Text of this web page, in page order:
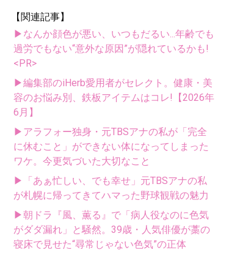
【関連記事】
▶なんか顔色が悪い、いつもだるい...年齢でも
過労でもない“意外な原因”が隠れているかも!
<PR>
▶編集部のiHerb愛用者がセレクト。健康・美
容のお悩み別、鉄板アイテムはコレ!【2026年
6月】
▶アラフォー独身・元TBSアナの私が「完全
に休むこと」ができない体になってしまった
ワケ。今更気づいた大切なこと
▶「あぁ忙しい、でも幸せ」元TBSアナの私
が札幌に帰ってきてハマった野球観戦の魅力
▶朝ドラ『風、薫る』で「病人役なのに色気
がダダ漏れ」と騒然。39歳・人気俳優が藁の
寝床で見せた“尋常じゃない色気”の正体